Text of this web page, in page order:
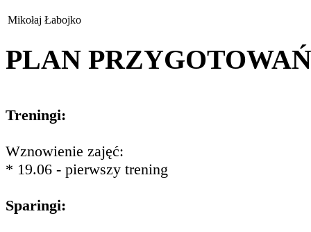
Mikołaj Łabojko
PLAN PRZYGOTOWAŃ
Treningi:
Wznowienie zajęć:
* 19.06 - pierwszy trening
Sparingi: